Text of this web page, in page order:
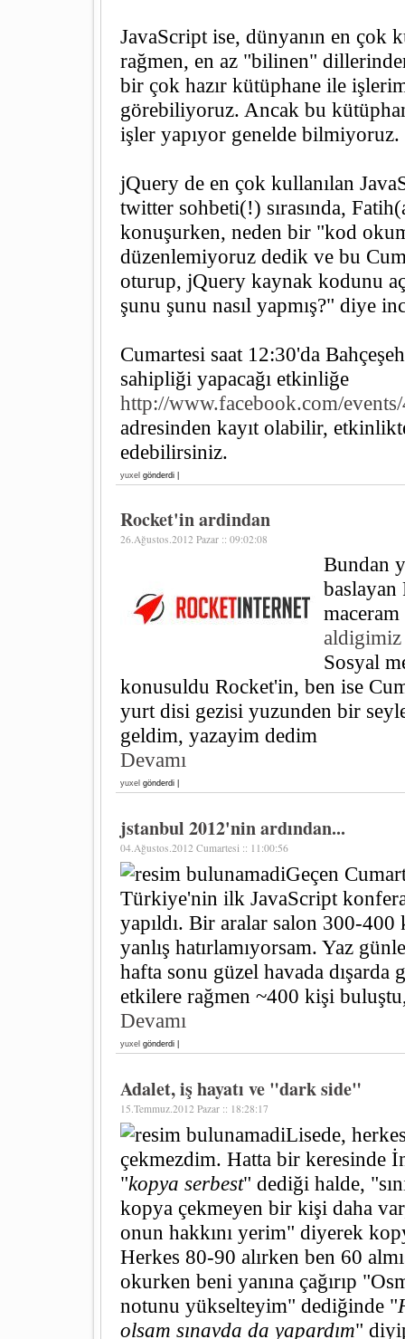
JavaScript ise, dünyanın en çok
rağmen, en az "bilinen"
bir çok hazır kütüphane ile
görebiliyoruz. Ancak bu
işler yapıyor genelde bilmiyoruz.
jQuery de en çok kullanılan
twitter sohbeti(!) sırasında,
konuşurken, neden bir "kod
düzenlemiyoruz dedik ve bu
oturup, jQuery kaynak kodunu
şunu şunu nasıl yapmış?" diye
Cumartesi saat 12:30'da
sahipliği yapacağı etkinliğe
http://www.facebook.com/
adresinden kayıt olabilir,
edebilirsiniz.
yuxel gönderdi |
Rocket'in ardindan
26.Ağustos.2012 Pazar :: 09:02:08
Bundan
baslayan
aldigimiz
Sosyal
konusuldu Rocket'in, ben ise
yurt disi gezisi yuzunden bir
geldim, yazayim dedim
Devamı
yuxel gönderdi |
jstanbul 2012'nin ardından...
04.Ağustos.2012 Cumartesi :: 11:00:56
Geçen
Türkiye'nin ilk JavaScript
yapıldı. Bir aralar salon 300-400
yanlış hatırlamıyorsam. Yaz
hafta sonu güzel havada dışarda
etkilere rağmen ~400 kişi
Devamı
yuxel gönderdi |
Adalet, iş hayatı ve "dark side"
15.Temmuz.2012 Pazar :: 18:28:17
Lisede,
çekmezdim. Hatta bir keresinde
"kopya serbest" dediği halde,
kopya çekmeyen bir kişi daha
onun hakkını yerim" diyerek
Herkes 80-90 alırken ben 60
okurken beni yanına çağırıp
notunu yükselteyim" dediğinde "
olsam sınavda da yapardım"